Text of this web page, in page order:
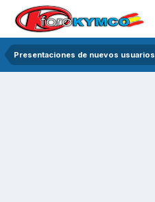
Presentaciones de nuevos usuarios